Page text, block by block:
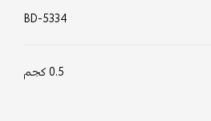
BD-5334
0.5 كجم